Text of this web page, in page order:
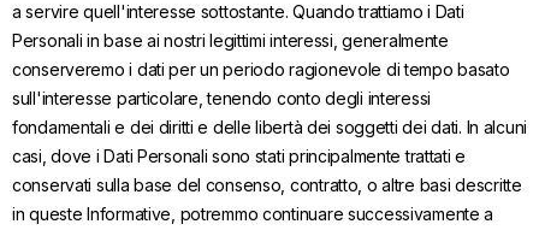
a servire quell'interesse sottostante. Quando trattiamo i Dati
Personali in base ai nostri legittimi interessi, generalmente
conserveremo i dati per un periodo ragionevole di tempo basato
sull'interesse particolare, tenendo conto degli interessi
fondamentali e dei diritti e delle libertà dei soggetti dei dati. In alcuni
casi, dove i Dati Personali sono stati principalmente trattati e
conservati sulla base del consenso, contratto, o altre basi descritte
in queste Informative, potremmo continuare successivamente a